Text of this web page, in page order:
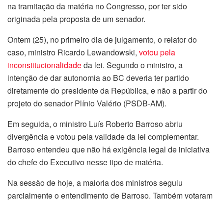
na tramitação da matéria no Congresso, por ter sido
originada pela proposta de um senador.
Ontem (25), no primeiro dia de julgamento, o relator do
caso, ministro Ricardo Lewandowski, votou pela
inconstitucionalidadeda lei. Segundo o ministro, a
intenção de dar autonomia ao BC deveria ter partido
diretamente do presidente da República, e não a partir do
projeto do senador Plínio Valério (PSDB-AM).
Em seguida, o ministro Luís Roberto Barroso abriu
divergência e votou pela validade da lei complementar.
Barroso entendeu que não há exigência legal de iniciativa
do chefe do Executivo nesse tipo de matéria.
Na sessão de hoje, a maioria dos ministros seguiu
parcialmente o entendimento de Barroso. Também votaram